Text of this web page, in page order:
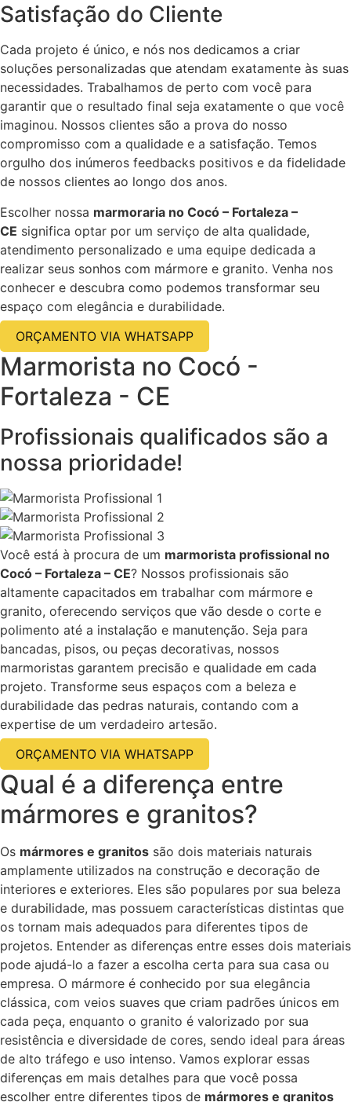
Satisfação do Cliente
Cada projeto é único, e nós nos dedicamos a criar
soluções personalizadas que atendam exatamente às suas
necessidades. Trabalhamos de perto com você para
garantir que o resultado final seja exatamente o que você
imaginou. Nossos clientes são a prova do nosso
compromisso com a qualidade e a satisfação. Temos
orgulho dos inúmeros feedbacks positivos e da fidelidade
de nossos clientes ao longo dos anos.
Escolher nossa marmoraria no Cocó – Fortaleza –
CE significa optar por um serviço de alta qualidade,
atendimento personalizado e uma equipe dedicada a
realizar seus sonhos com mármore e granito. Venha nos
conhecer e descubra como podemos transformar seu
espaço com elegância e durabilidade.
ORÇAMENTO VIA WHATSAPP
Marmorista no Cocó -
Fortaleza - CE
Profissionais qualificados são a
nossa prioridade!
Você está à procura de um marmorista profissional no
Cocó – Fortaleza – CE? Nossos profissionais são
altamente capacitados em trabalhar com mármore e
granito, oferecendo serviços que vão desde o corte e
polimento até a instalação e manutenção. Seja para
bancadas, pisos, ou peças decorativas, nossos
marmoristas garantem precisão e qualidade em cada
projeto. Transforme seus espaços com a beleza e
durabilidade das pedras naturais, contando com a
expertise de um verdadeiro artesão.
ORÇAMENTO VIA WHATSAPP
Qual é a diferença entre
mármores e granitos?
Os mármores e granitos são dois materiais naturais
amplamente utilizados na construção e decoração de
interiores e exteriores. Eles são populares por sua beleza
e durabilidade, mas possuem características distintas que
os tornam mais adequados para diferentes tipos de
projetos. Entender as diferenças entre esses dois materiais
pode ajudá-lo a fazer a escolha certa para sua casa ou
empresa. O mármore é conhecido por sua elegância
clássica, com veios suaves que criam padrões únicos em
cada peça, enquanto o granito é valorizado por sua
resistência e diversidade de cores, sendo ideal para áreas
de alto tráfego e uso intenso. Vamos explorar essas
diferenças em mais detalhes para que você possa
escolher entre diferentes tipos de mármores e granitos